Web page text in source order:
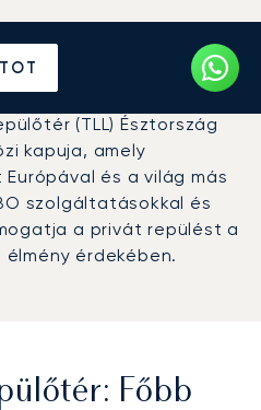
bérlése a
(TLL)
(TLL) Észtország
kapuja, amely
és a világ más
szolgáltatásokkal és
a privát repülést a
érdekében.
Főbb